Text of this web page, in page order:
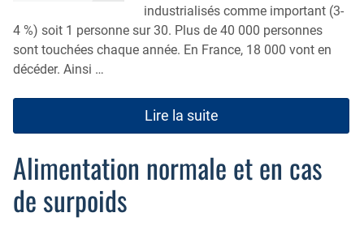
industrialisés comme important (3-
4 %) soit 1 personne sur 30. Plus de 40 000 personnes
sont touchées chaque année. En France, 18 000 vont en
décéder. Ainsi …
Lire la suite
Alimentation normale et en cas
de surpoids